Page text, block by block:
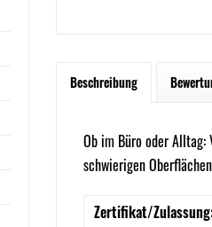
Beschreibung
Ob im Büro oder
schwierigen
Zertifikat/